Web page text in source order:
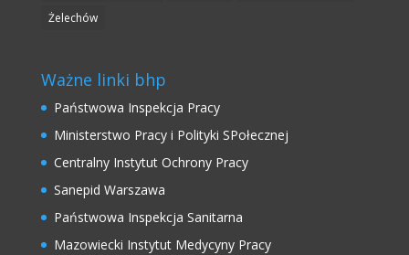
Żelechów
Ważne linki bhp
Państwowa Inspekcja Pracy
Ministerstwo Pracy i Polityki SPołecznej
Centralny Instytut Ochrony Pracy
Sanepid Warszawa
Państwowa Inspekcja Sanitarna
Mazowiecki Instytut Medycyny Pracy